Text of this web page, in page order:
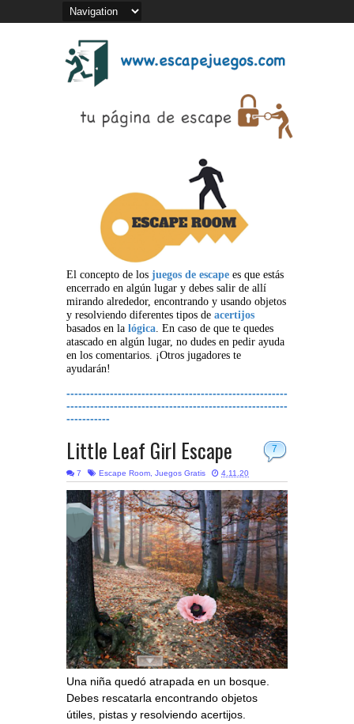
El concepto de los juegos de escape es que estás
encerrado en algún lugar y debes salir de allí
mirando alrededor, encontrando y usando objetos
y resolviendo diferentes tipos de acertijos
basados en la lógica. En caso de que te quedes
atascado en algún lugar, no dudes en pedir ayuda
en los comentarios. ¡Otros jugadores te
ayudarán!
--------------------------------------------------------
--------------------------------------------------------
-----------
7
Little Leaf Girl Escape
7 Escape Room, Juegos Gratis 4.11.20
Una niña quedó atrapada en un bosque.
Debes rescatarla encontrando objetos
útiles, pistas y resolviendo acertijos.